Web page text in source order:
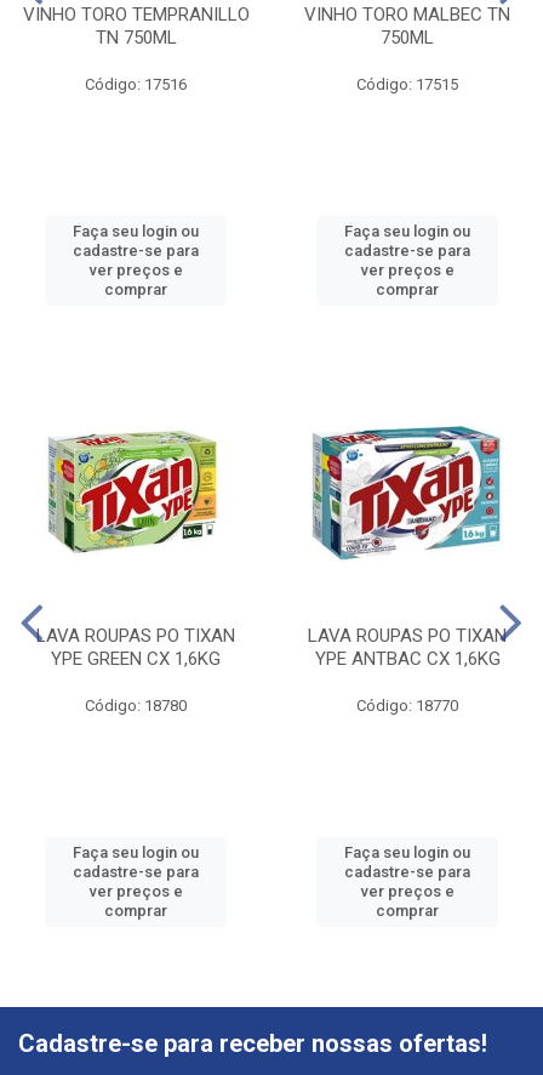
VINHO TORO TEMPRANILLO
TN 750ML
Código: 17516
Faça seu login ou
cadastre-se para
ver preços e
comprar
VINHO TORO MALBEC TN
750ML
Código: 17515
Faça seu login ou
cadastre-se para
ver preços e
comprar
LAVA ROUPAS PO TIXAN
YPE GREEN CX 1,6KG
Código: 18780
Faça seu login ou
cadastre-se para
ver preços e
comprar
LAVA ROUPAS PO TIXAN
YPE ANTBAC CX 1,6KG
Código: 18770
Faça seu login ou
cadastre-se para
ver preços e
comprar
Cadastre-se para receber nossas ofertas!